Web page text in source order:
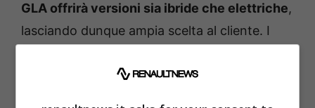
GLA offrirà versioni sia ibride che elettriche,
lasciando dunque ampia scelta al cliente. I
800 Vol con potenze previste tra i 201 ed i